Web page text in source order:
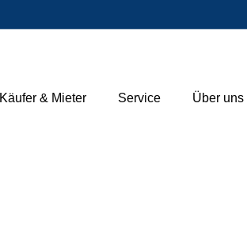
Käufer & Mieter Service Über uns